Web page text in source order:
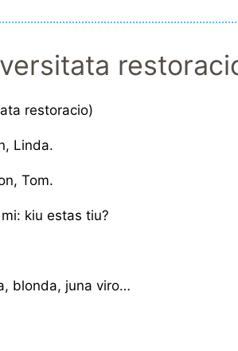
restoracio)
Linda.
Tom.
kiu estas tiu?
blonda, juna viro…